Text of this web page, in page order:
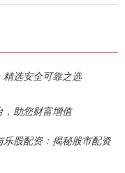
选安全可靠之选
，助您财富增值
股配资：揭秘股市配资